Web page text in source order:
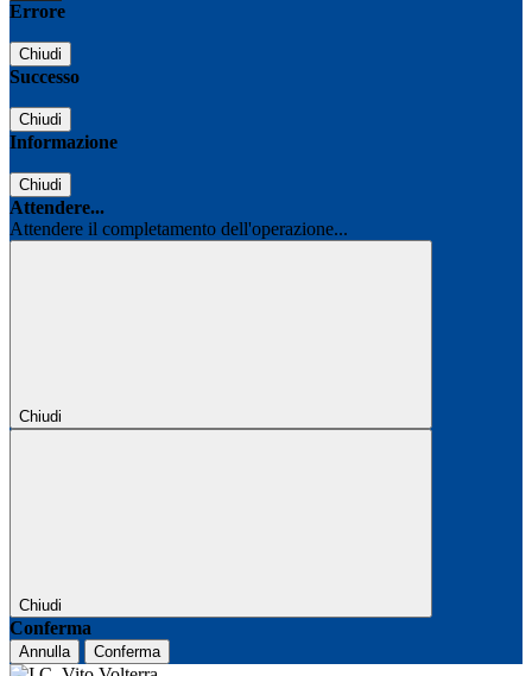
Errore
Chiudi
Successo
Chiudi
Informazione
Chiudi
Attendere...
Attendere il completamento dell'operazione...
Chiudi
Chiudi
Conferma
Annulla Conferma